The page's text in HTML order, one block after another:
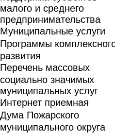
малого и среднего
предпринимательства
Муниципальные услуги
Программы
развития
Перечень массовых
социально значимых
муниципальных услуг
Интернет приемная
Дума Пожарского
муниципального округа